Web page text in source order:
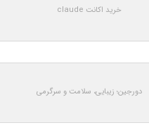
خرید اکانت claude
دورجین؛ زیبایی، سلامت و سرگرمی